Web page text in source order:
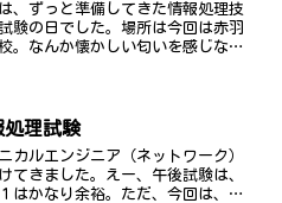
、ずっと準備してきた情報処理技
験の日でした。場所は今回は赤羽
。なんか懐かしい匂いを感じなが
けど、自己採点した...
処理試験
カルエンジニア（ネットワーク）
てきました。えー、午後試験は、
はかなり余裕。ただ、今回は、午